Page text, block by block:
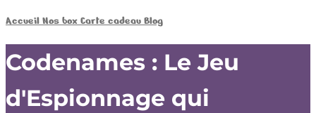
Accueil Nos box Carte cadeau Blog
Codenames : Le Jeu
d'Espionnage qui